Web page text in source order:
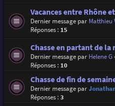
Vacances entre Rhône
Dernier message par Matthieu
Réponses : 15
Chasse en partant de la
Dernier message par Helene G
Réponses : 10
Chasse de fin de
Dernier message par
Réponses :3